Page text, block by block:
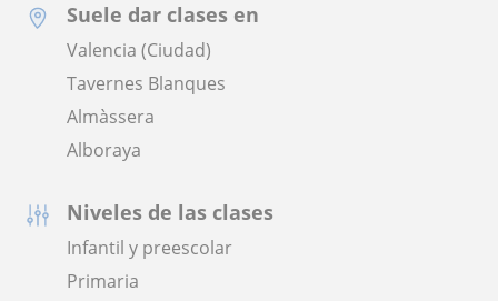
Suele dar clases en
Valencia (Ciudad)
Tavernes Blanques
Almàssera
Alboraya
Niveles de las clases
Infantil y preescolar
Primaria